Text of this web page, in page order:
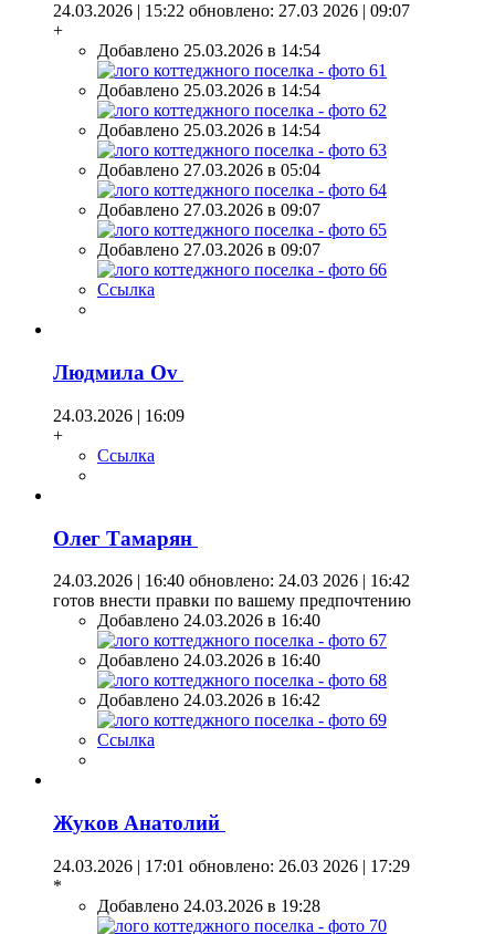
24.03.2026 | 15:22 обновлено: 27.03 2026 | 09:07
+
Добавлено 25.03.2026 в 14:54
Добавлено 25.03.2026 в 14:54
Добавлено 25.03.2026 в 14:54
Добавлено 27.03.2026 в 05:04
Добавлено 27.03.2026 в 09:07
Добавлено 27.03.2026 в 09:07
Ссылка
Людмила Оv
24.03.2026 | 16:09
+
Ссылка
Олег Тамарян
24.03.2026 | 16:40 обновлено: 24.03 2026 | 16:42
готов внести правки по вашему предпочтению
Добавлено 24.03.2026 в 16:40
Добавлено 24.03.2026 в 16:40
Добавлено 24.03.2026 в 16:42
Ссылка
Жуков Анатолий
24.03.2026 | 17:01 обновлено: 26.03 2026 | 17:29
*
Добавлено 24.03.2026 в 19:28